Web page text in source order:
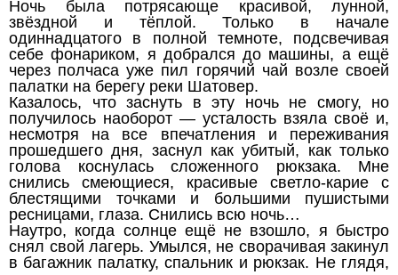
Ночь была потрясающе красивой, лунной,
звёздной и тёплой. Только в начале
одиннадцатого в полной темноте, подсвечивая
себе фонариком, я добрался до машины, а ещё
через полчаса уже пил горячий чай возле своей
палатки на берегу реки Шатовер.
Казалось, что заснуть в эту ночь не смогу, но
получилось наоборот — усталость взяла своё и,
несмотря на все впечатления и переживания
прошедшего дня, заснул как убитый, как только
голова коснулась сложенного рюкзака. Мне
снились смеющиеся, красивые светло-карие с
блестящими точками и большими пушистыми
ресницами, глаза. Снились всю ночь…
Наутро, когда солнце ещё не взошло, я быстро
снял свой лагерь. Умылся, не сворачивая закинул
в багажник палатку, спальник и рюкзак. Не глядя,